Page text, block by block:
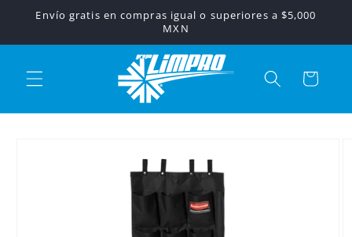
directamente
Envío gratis en compras igual o superiores a $5,000
MXN
Carrito